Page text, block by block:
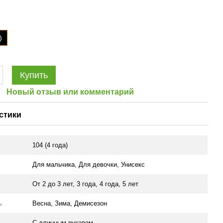
Купить
Новый отзыв или комментарий
104 (4 года)
Для мальчика,Для девочки,Унисекс
От 2 до 3 лет,3 года,4 года,5 лет
Весна, Зима, Демисезон